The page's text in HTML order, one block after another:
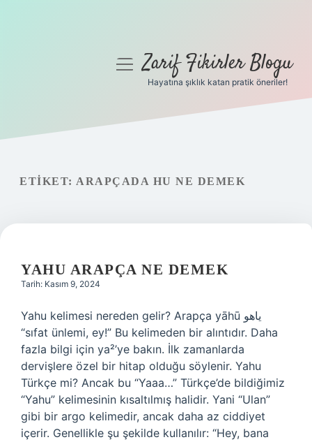
Gizlilik Politikası
menüyüZarif Fikirler Blogu
Hayatına şıklık katan pratik öneriler!
ETIKET: ARAPÇADA HU NE DEMEK
YAHU ARAPÇA NE DEMEK
Tarih: Kasım 9, 2024
Yahu kelimesi nereden gelir? Arapça yāhū ياهو
“sıfat ünlemi, ey!” Bu kelimeden bir alıntıdır. Daha
fazla bilgi için ya²’ye bakın. İlk zamanlarda
dervişlere özel bir hitap olduğu söylenir. Yahu
Türkçe mi? Ancak bu “Yaaa…” Türkçe’de bildiğimiz
“Yahu” kelimesinin kısaltılmış halidir. Yani “Ulan”
gibi bir argo kelimedir, ancak daha az ciddiyet
içerir. Genellikle şu şekilde kullanılır: “Hey, bana